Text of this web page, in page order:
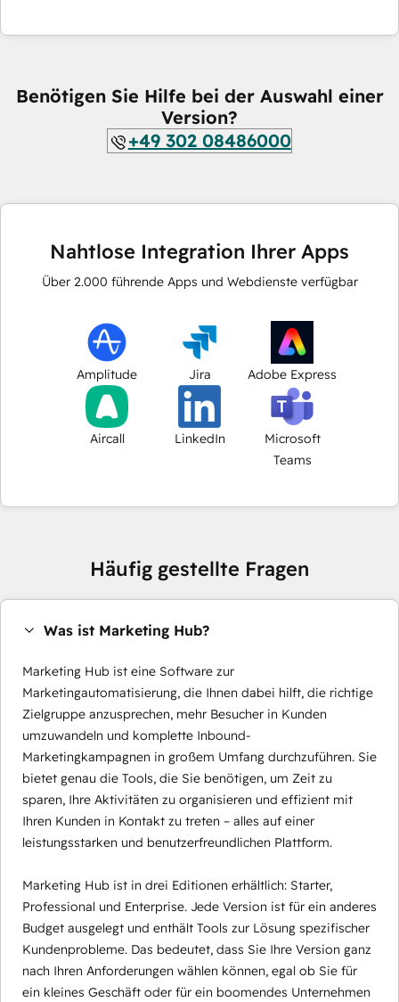
Benötigen Sie Hilfe bei der Auswahl einer
Version?
+49 302 08486000
Nahtlose Integration Ihrer Apps
Über 2.000 führende Apps und Webdienste verfügbar
Amplitude Jira Adobe Express
Aircall LinkedIn
Microsoft
Teams
Häufig gestellte Fragen
Was ist Marketing Hub?
Marketing Hub ist eine Software zur
Marketingautomatisierung, die Ihnen dabei hilft, die richtige
Zielgruppe anzusprechen, mehr Besucher in Kunden
umzuwandeln und komplette Inbound-
Marketingkampagnen in großem Umfang durchzuführen. Sie
bietet genau die Tools, die Sie benötigen, um Zeit zu
sparen, Ihre Aktivitäten zu organisieren und effizient mit
Ihren Kunden in Kontakt zu treten – alles auf einer
leistungsstarken und benutzerfreundlichen Plattform.
Marketing Hub ist in drei Editionen erhältlich: Starter,
Professional und Enterprise. Jede Version ist für ein anderes
Budget ausgelegt und enthält Tools zur Lösung spezifischer
Kundenprobleme. Das bedeutet, dass Sie Ihre Version ganz
nach Ihren Anforderungen wählen können, egal ob Sie für
ein kleines Geschäft oder für ein boomendes Unternehmen